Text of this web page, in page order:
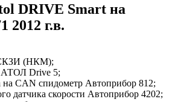
DRIVE Smart на
2012 г.в.
СКЗИ (НКМ);
АТОЛ Drive 5;
на CAN спидометр Автоприбор 812;
датчика скорости Автоприбор 4202;